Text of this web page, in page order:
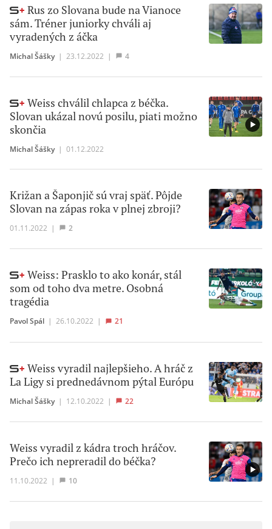
Rus zo Slovana bude na Vianoce
sám. Tréner juniorky chváli aj
vyradených z áčka
Michal Šášky | 23.12.2022 | 4
Weiss chválil chlapca z béčka.
Slovan ukázal novú posilu, piati možno
skončia
Michal Šášky | 01.12.2022
Križan a Šaponjič sú vraj späť. Pôjde
Slovan na zápas roka v plnej zbroji?
01.11.2022 | 2
Weiss: Prasklo to ako konár, stál
som od toho dva metre. Osobná
tragédia
Pavol Spál | 26.10.2022 | 21
Weiss vyradil najlepšieho. A hráč z
La Ligy si prednedávnom pýtal Európu
Michal Šášky | 12.10.2022 | 22
Weiss vyradil z kádra troch hráčov.
Prečo ich nepreradil do béčka?
11.10.2022 | 10